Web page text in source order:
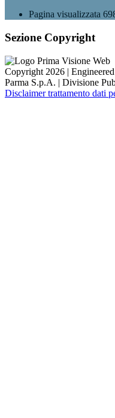
Pagina visualizzata
Sezione Copyright
Copyright 2026 |
Parma S.p.A. | Divisione
Disclaimer trattamento dati